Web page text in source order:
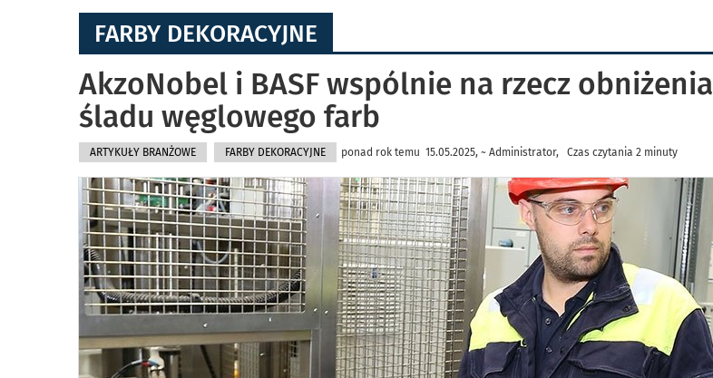
FARBY DEKORACYJNE
AkzoNobel i BASF wspólnie na rzecz obniżenia
śladu węglowego farb
ARTYKUŁY BRANŻOWE FARBY DEKORACYJNE ponad rok temu 15.05.2025, ~ Administrator, Czas czytania 2 minuty